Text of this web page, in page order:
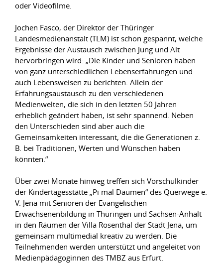
oder Videofilme.
Jochen Fasco, der Direktor der Thüringer
Landesmedienanstalt (TLM) ist schon gespannt, welche
Ergebnisse der Austausch zwischen Jung und Alt
hervorbringen wird: „Die Kinder und Senioren haben
von ganz unterschiedlichen Lebenserfahrungen und
auch Lebensweisen zu berichten. Allein der
Erfahrungsaustausch zu den verschiedenen
Medienwelten, die sich in den letzten 50 Jahren
erheblich geändert haben, ist sehr spannend. Neben
den Unterschieden sind aber auch die
Gemeinsamkeiten interessant, die die Generationen z.
B. bei Traditionen, Werten und Wünschen haben
könnten.“
Über zwei Monate hinweg treffen sich Vorschulkinder
der Kindertagesstätte „Pi mal Daumen“ des Querwege e.
V. Jena mit Senioren der Evangelischen
Erwachsenenbildung in Thüringen und Sachsen-Anhalt
in den Räumen der Villa Rosenthal der Stadt Jena, um
gemeinsam multimedial kreativ zu werden. Die
Teilnehmenden werden unterstützt und angeleitet von
Medienpädagoginnen des TMBZ aus Erfurt.